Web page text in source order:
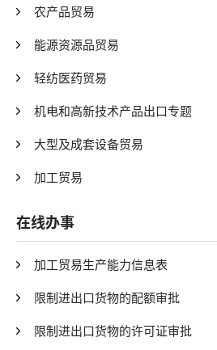
农产品贸易
能源资源品贸易
轻纺医药贸易
机电和高新技术产品出口专题
大型及成套设备贸易
加工贸易
在线办事
加工贸易生产能力信息表
限制进出口货物的配额审批
限制进出口货物的许可证审批